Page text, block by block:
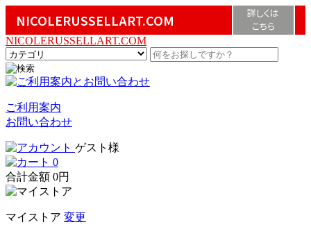
NICOLERUSSELLART.COM
詳しくは
こちら
NICOLERUSSELLART.COM
ご利用案内
お問い合わせ
ゲスト様
0
合計金額 0円
マイストア 変更